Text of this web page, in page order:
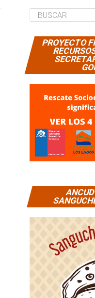
PROYECTO